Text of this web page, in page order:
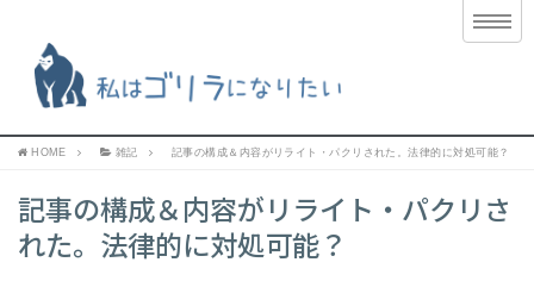
HOME 雑記 記事の構成＆内容がリライト・パクリされた。法律的に対処可能？
記事の構成＆内容がリライト・パクリさ
れた。法律的に対処可能？